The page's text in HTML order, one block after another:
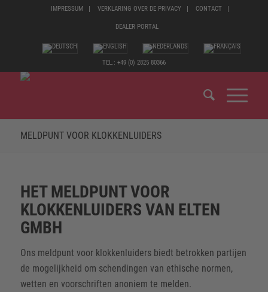
IMPRESSUM VERKLARING OVER DE PRIVACY CONTACT
DEALER PORTAL
TEL.: +49 (0) 2825 80366
MELDPUNT VOOR KLOKKENLUIDERS
HET MELDPUNT VOOR
KLOKKENLUIDERS VAN ELTEN
GMBH
Ons meldpunt voor klokkenluiders biedt betrokken partijen
de mogelijkheid om schendingen van ethische normen,
wetten en voorschriften anoniem te melden.